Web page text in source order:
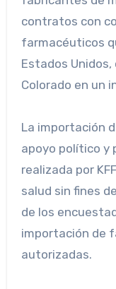
contratos con
farmacéuticos
Estados
Colorado en un
La importación
apoyo político y
realizada por
salud sin fines
de los
importación de
autorizadas.